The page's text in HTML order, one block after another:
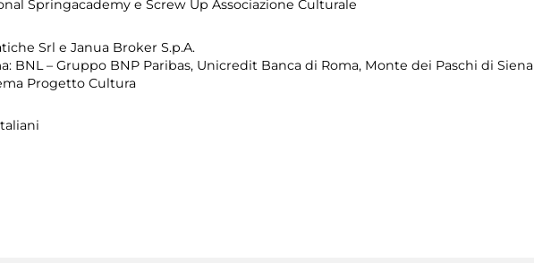
Springacademy e Screw Up Associazione Culturale
Srl e Janua Broker S.p.A.
BNL – Gruppo BNP Paribas, Unicredit Banca di Roma, Monte dei Paschi di Siena
Progetto Cultura